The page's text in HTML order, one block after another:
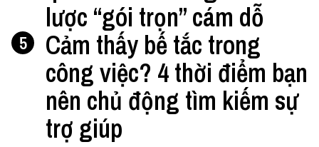
lược “gói trọn” cám dỗ
5
Cảm thấy bế tắc trong
công việc? 4 thời điểm bạn
nên chủ động tìm kiếm sự
trợ giúp